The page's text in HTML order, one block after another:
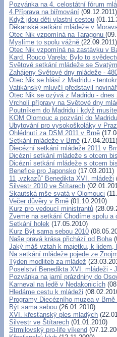
Pozvánka na 4. celostátní fórum
4.Příprava na biřmování (09.12.2011)
Když jdou děti vlastní cestou
Děkanské setkání mládeže v
Otec Nik vzpomíná na Taragonu
Myslíme to spolu vážně (22.09.2011)
Otec Nik vzpomíná na zastávku v
Kard. Rouco Varela: Bylo to
Světové setkání mládeže se
Zahájeny Světové dny mládeže -
Otec Nik se hlásí z Madridu -
Vatikánský mluvčí představil
Otec Nik se ozývá z Madridu - dnes
Vrcholí přípravy na Světové dny
Poutníkem do Madridu i když
KOM Olomouc a pozvání do Madridu
Ubytování pro vysokoškoláky v
Ohlédnutí za DSM 2011 v Brně
Setkání mládeže v Brně (17.04.2011)
Diecézní setkání mládeže 2011 v
Dicézní setkání mládeže s otcem
Dicézní setkání mládeže s otcem
Benefice pro Japonsko (17.03.2011)
11 „vzkazů“ Benedikta XVI. mládeži
Silvestr 2010 ve Štítarech
Skautská mše svatá v Olomouci
Večer důvěry v Brně (01.10.2010)
Kurz pro vedoucí ministrantů
Zveme na setkání Chodíme spolu a
Setkání holek (17.05.2010)
Kurz Být sama sebou 2010
Naše pravá krása přichází od Boha
Jaký máš vztah k majetku, k lidem,
Na setkání mládeže pojede ze
Týden modliteb za mládež
Poselství Benedikta XVI. mládeži -
Pozvánka na jarní prázdniny do
Karneval na ledě v Nedakonicích
Hledáme cestu k mládeži
Programy Diecézního muzea v
Být sama sebou (26.01.2010)
XVI. křesťanský ples mladých
Silvestr ve Štítarech (01.01.2010)
Strmilovský pro-life víkend